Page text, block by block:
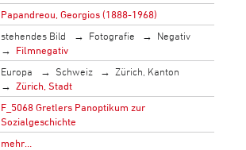
Papandreou, Georgios (1888-1968)
stehendes Bild Fotografie
Negativ
Filmnegativ
Europa Schweiz
Zürich, Kanton
Zürich, Stadt
F_5068 Gretlers Panoptikum zur
Sozialgeschichte
mehr…